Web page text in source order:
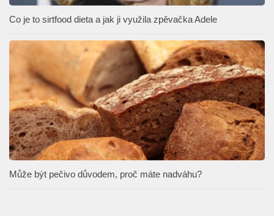
Co je to sirtfood dieta a jak ji využila zpěvačka Adele
Může být pečivo důvodem, proč máte nadváhu?